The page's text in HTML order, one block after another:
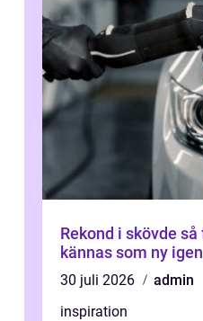
Rekond i skövde så får du bilen att
kännas som ny igen
30 juli 2026
admin
inspiration